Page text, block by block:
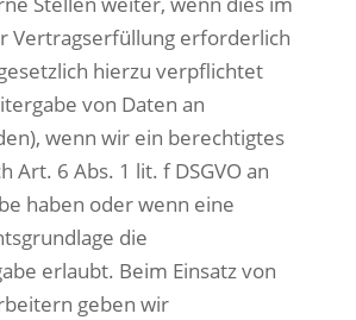
Vertragserfüllung erforderlich
hierzu verpflichtet
von Daten an
wenn wir ein berechtigtes
Art. 6 Abs. 1 lit. f DSGVO an
haben oder wenn eine
die
erlaubt. Beim Einsatz von
geben wir